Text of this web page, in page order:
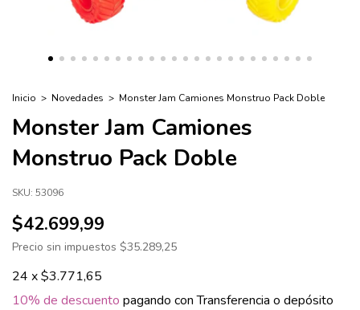
Inicio > Novedades > Monster Jam Camiones Monstruo Pack Doble
Monster Jam Camiones
Monstruo Pack Doble
SKU: 53096
$42.699,99
Precio sin impuestos $35.289,25
24 x$3.771,65
10% de descuento pagando con Transferencia o depósito